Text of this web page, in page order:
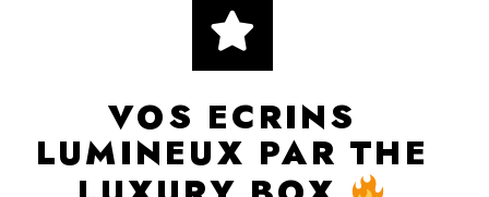
VOS ECRINS
LUMINEUX PAR THE